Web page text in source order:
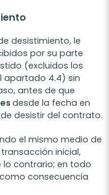
desistimiento, le
por su parte
(excluidos los
apartado 4.4) sin
antes de que
desde la fecha en
desistir del contrato.
el mismo medio de
inicial,
contrario; en todo
consecuencia